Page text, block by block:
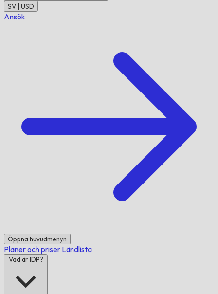
SV | USD
Ansök
Öppna huvudmenyn
Planer och priser Ländlista
Vad är IDP?